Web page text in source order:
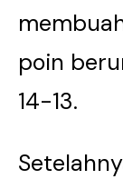
poin
14-13.